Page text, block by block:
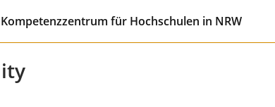
Kompetenzzentrum für Hochschulen in NRW